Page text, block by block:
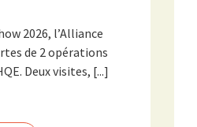
2026, l’Alliance
de 2 opérations
Deux visites, [...]